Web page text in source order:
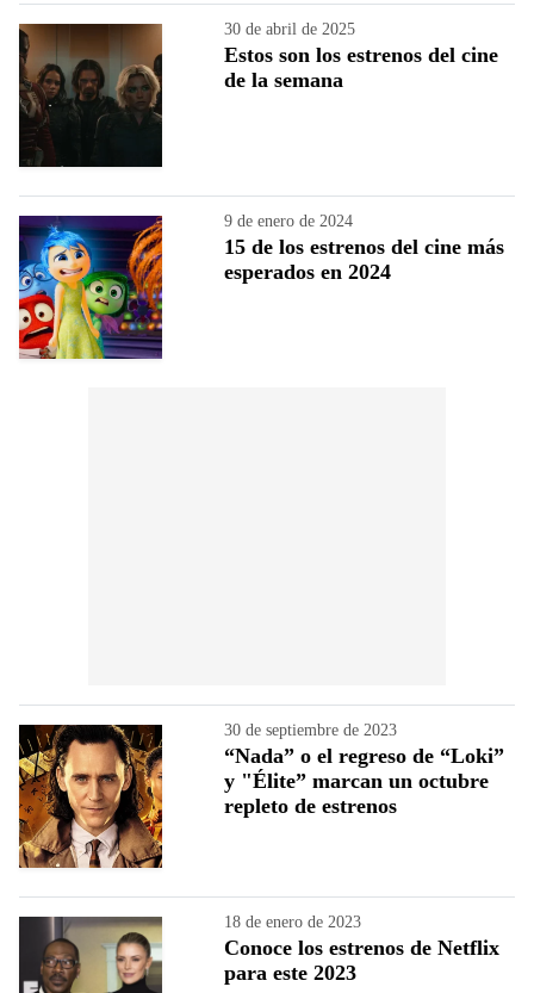
30 de abril de 2025
Estos son los estrenos del cine
de la semana
9 de enero de 2024
15 de los estrenos del cine más
esperados en 2024
30 de septiembre de 2023
“Nada” o el regreso de “Loki”
y "Élite” marcan un octubre
repleto de estrenos
18 de enero de 2023
Conoce los estrenos de Netflix
para este 2023